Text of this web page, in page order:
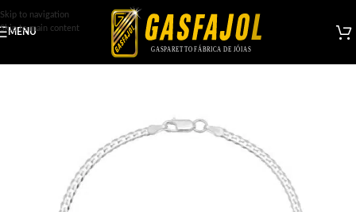
Skip to navigation
Skip to main content
MENU